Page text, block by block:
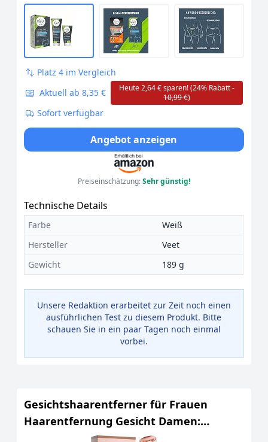
Platz 4 im Vergleich
Aktuell ab 8,35 €
Heute 2,64 € sparen! (24% Rabatt -
10,99 €)
Sofort verfügbar
Angebot anzeigen
Preiseinschätzung:Sehr günstig!
Technische Details
Farbe
Weiß
Hersteller
Veet
Gewicht
189 g
Unsere Redaktion erarbeitet zur Zeit noch einen
ausführlichen Test zu diesem Produkt. Bitte
schauen Sie in ein paar Tagen noch einmal
vorbei.
Gesichtshaarentferner für Frauen
Haarentfernung Gesicht Damen:
Schmerzfreier Damenrasierer Elektrisch